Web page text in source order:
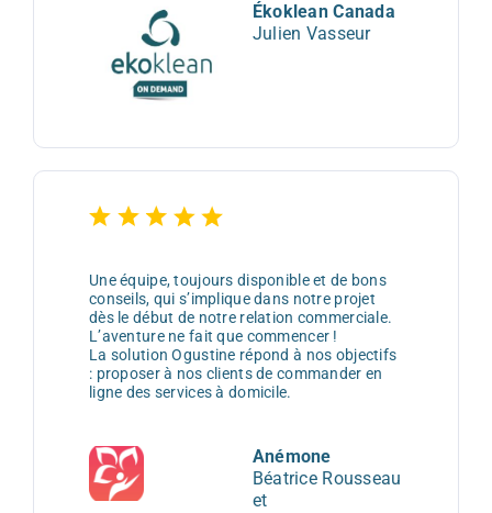
Ékoklean Canada
Julien Vasseur
Une équipe, toujours disponible et de bons
conseils, qui s’implique dans notre projet
dès le début de notre relation commerciale.
L’aventure ne fait que commencer !
La solution Ogustine répond à nos objectifs
: proposer à nos clients de commander en
ligne des services à domicile.
Anémone
Béatrice Rousseau
et